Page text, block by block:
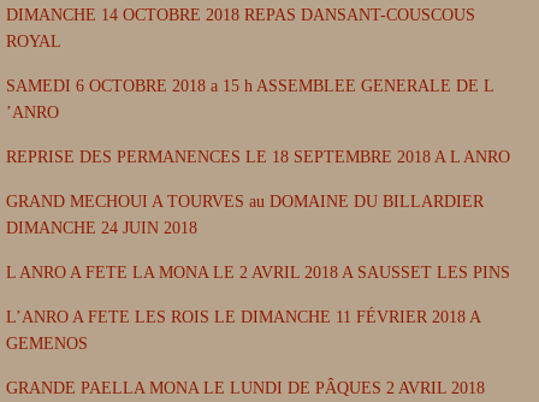
DIMANCHE 14 OCTOBRE 2018 REPAS DANSANT-COUSCOUS
ROYAL
SAMEDI 6 OCTOBRE 2018 a 15 h ASSEMBLEE GENERALE DE L
’ANRO
REPRISE DES PERMANENCES LE 18 SEPTEMBRE 2018 A L ANRO
GRAND MECHOUI A TOURVES au DOMAINE DU BILLARDIER
DIMANCHE 24 JUIN 2018
L ANRO A FETE LA MONA LE 2 AVRIL 2018 A SAUSSET LES PINS
L’ANRO A FETE LES ROIS LE DIMANCHE 11 FÉVRIER 2018 A
GEMENOS
GRANDE PAELLA MONA LE LUNDI DE PÂQUES 2 AVRIL 2018